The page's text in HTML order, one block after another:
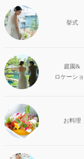
挙式
庭園&
ロケーシ
お料理